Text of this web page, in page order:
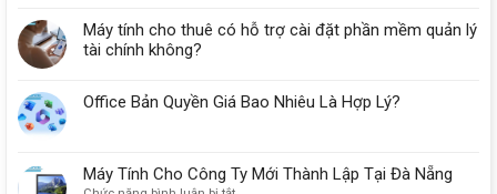
Máy tính cho thuê có hỗ trợ cài đặt phần mềm quản lý
tài chính không?
Office Bản Quyền Giá Bao Nhiêu Là Hợp Lý?
Máy Tính Cho Công Ty Mới Thành Lập Tại Đà Nẵng